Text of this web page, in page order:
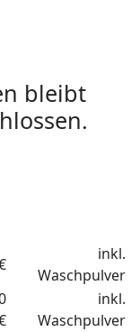
bleibt
inkl.
Waschpulver
inkl.
Waschpulver